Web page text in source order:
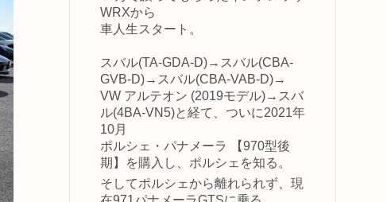
WRXから
車人生スタート。
スバル(TA-GDA-D)→スバル(CBA-
GVB-D)→スバル(CBA-VAB-D)→
VW アルテオン (2019モデル)→スバ
ル(4BA-VN5)と経て、ついに2021年
10月
ポルシェ・パナメーラ 【970型後
期】を購入し、ポルシェを知る。
そしてポルシェから離れられず、現